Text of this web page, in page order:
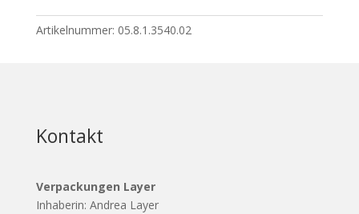
Artikelnummer: 05.8.1.3540.02
Kontakt
Verpackungen Layer
Inhaberin: Andrea Layer